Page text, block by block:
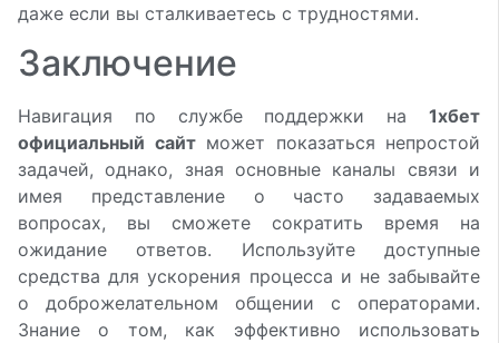
даже если вы сталкиваетесь с трудностями.
Заключение
Навигация по службе поддержки на 1хбет
официальный сайтможет показаться непростой
задачей, однако, зная основные каналы связи и
имея представление о часто задаваемых
вопросах, вы сможете сократить время на
ожидание ответов. Используйте доступные
средства для ускорения процесса и не забывайте
о доброжелательном общении с операторами.
Знание о том, как эффективно использовать